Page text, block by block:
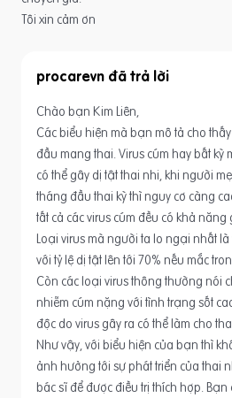
Tôi xin cảm ơn
procarevn
Chào bạn Kim Liên,
Các biểu hiện mà bạn mô tả cho
đầu mang thai. Virus cúm hay bất kỳ
có thể gây dị tật thai nhi, khi người
tháng đầu thai kỳ thì nguy cơ càng
tất cả các virus cúm đều có khả năng
Loại virus mà người ta lo ngại nhất
với tỷ lệ dị tật lên tới 70% nếu mắc
Còn các loại virus thông thường nói
nhiễm cúm nặng với tình trạng sốt
độc do virus gây ra có thể làm cho
Như vậy, với biểu hiện của bạn thì
ảnh hưởng tới sự phát triển của thai
bác sĩ để được điều trị thích hợp.